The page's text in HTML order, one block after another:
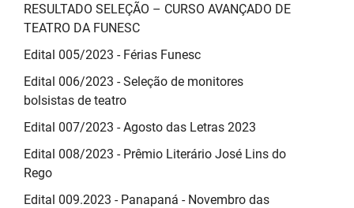
RESULTADO SELEÇÃO – CURSO AVANÇADO DE
TEATRO DA FUNESC
Edital 005/2023 - Férias Funesc
Edital 006/2023 - Seleção de monitores
bolsistas de teatro
Edital 007/2023 - Agosto das Letras 2023
Edital 008/2023 - Prêmio Literário José Lins do
Rego
Edital 009.2023 - Panapaná - Novembro das